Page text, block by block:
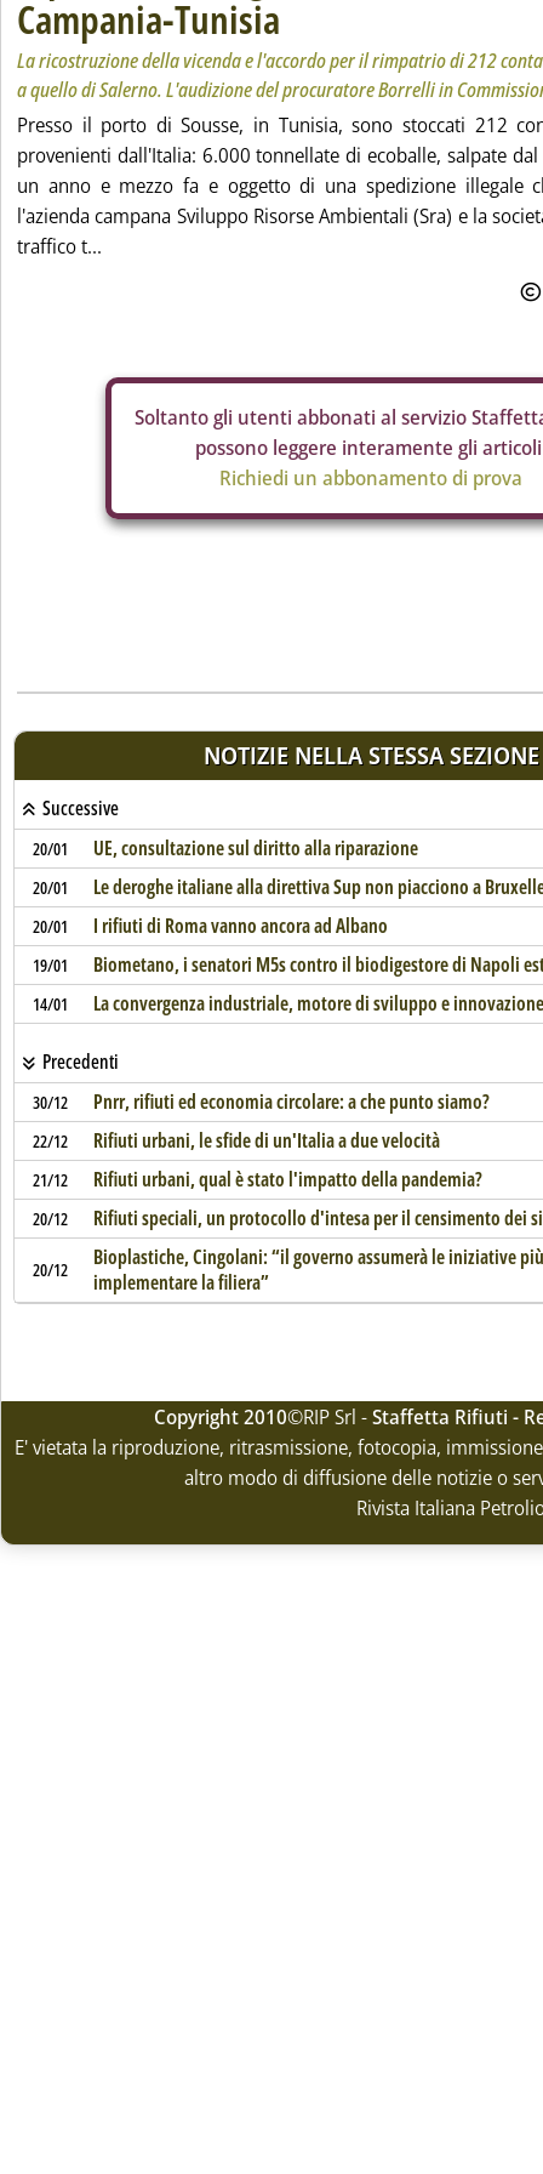
Campania-Tunisia
La ricostruzione della vicenda e l'accordo per il rimpatrio di 212
a quello di Salerno. L'audizione del procuratore Borrelli in
Presso il porto di Sousse, in Tunisia, sono stoccati 212
provenienti dall'Italia: 6.000 tonnellate di ecoballe, salpate
un anno e mezzo fa e oggetto di una spedizione illegale
l'azienda campana Sviluppo Risorse Ambientali (Sra) e la
traffico t...
Soltanto gli utenti abbonati al servizio
possono leggere interamente gli
Richiedi un abbonamento di prova
NOTIZIE NELLA STESSA SEZIONE
Successive
20/01 UE, consultazione sul diritto alla riparazione
20/01 Le deroghe italiane alla direttiva Sup non piacciono a
20/01 I rifiuti di Roma vanno ancora ad Albano
19/01 Biometano, i senatori M5s contro il biodigestore di Napoli
14/01 La convergenza industriale, motore di sviluppo e innovazione
Precedenti
30/12 Pnrr, rifiuti ed economia circolare: a che punto siamo?
22/12 Rifiuti urbani, le sfide di un'Italia a due velocità
21/12 Rifiuti urbani, qual è stato l'impatto della pandemia?
20/12 Rifiuti speciali, un protocollo d'intesa per il censimento dei
20/12
Bioplastiche, Cingolani: “il governo assumerà le iniziative
implementare la filiera”
Copyright 2010©RIP Srl -Staffetta Rifiuti -
E' vietata la riproduzione, ritrasmissione, fotocopia,
altro modo di diffusione delle notizie o
Rivista Italiana